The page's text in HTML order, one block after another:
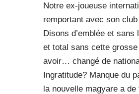
Notre ex-joueuse
remportant avec son
Disons d’emblée et
et total sans cette
avoir… changé de
Ingratitude? Manque du
la nouvelle magyare a